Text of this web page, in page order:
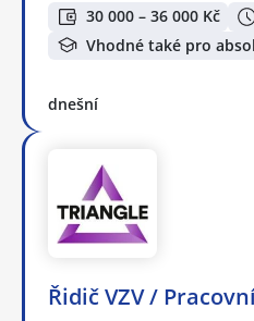
30 000 – 36 000 Kč
Vhodné také pro
dnešní
Řidič VZV /